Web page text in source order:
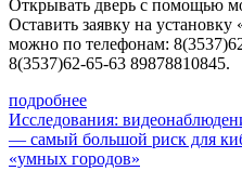
Открывать дверь с помощью
Оставить заявку на
можно по телефонам:
8(3537)62-65-63 89878810845.
подробнее
Исследования:
— самый большой риск для
«умных городов»